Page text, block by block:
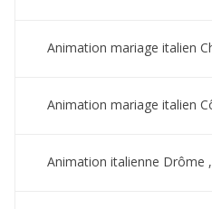
Animation mariage italien
Animation mariage italien
Animation italienne Drôme